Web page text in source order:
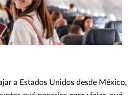
a Estados Unidos desde México,